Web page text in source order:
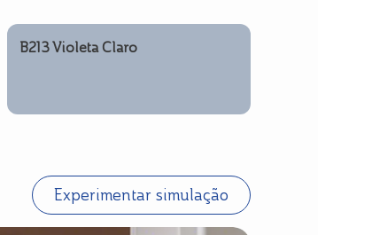
B213 Violeta Claro
Experimentar simulação